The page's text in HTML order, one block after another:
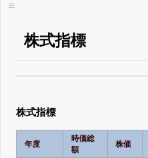
株式指標
登録すると永久30%OFF
株式指標
年度
時価総
額
株価